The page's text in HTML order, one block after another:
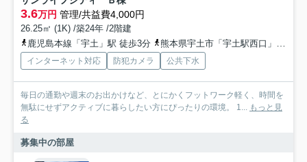
3.6万円 管理/共益費4,000円
26.25㎡ (1K) /築24年 /2階建
鹿児島本線「宇土」駅 徒歩3分
熊本県宇土市「宇土駅西口」バス停下車 徒歩3分
インターネット対応 防犯カメラ 公共下水
毎日の通勤や週末のお出かけなど、とにかくフットワーク軽く、時間を
無駄にせずアクティブに暮らしたい方にぴったりの環境。 1... もっと見
る
募集中の部屋